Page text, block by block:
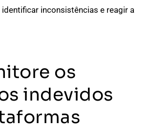
inconsistências e reagir a
os
indevidos